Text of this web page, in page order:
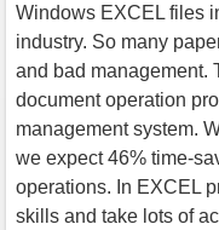
Windows EXCEL files
industry. So many
and bad management.
document operation
management system.
we expect 46% time-
operations. In EXCEL
skills and take lots of